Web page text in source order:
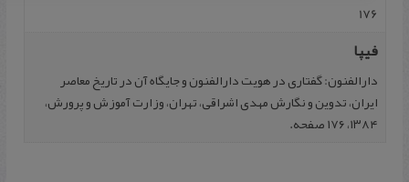
176
فیپا
دارالفنون‌: گفتاری‌ در هویت‌ دارالفنون‌ و جایگاه‌ آن‌ در تاریخ‌ معاصر
ایران، تدوین‌ و نگارش‌ مهدی‌ اشراقی‌، تهران‌، وزارت‌ آموزش‌ و پرورش،
۱۳۸۴، ۱۷۶ صفحه.